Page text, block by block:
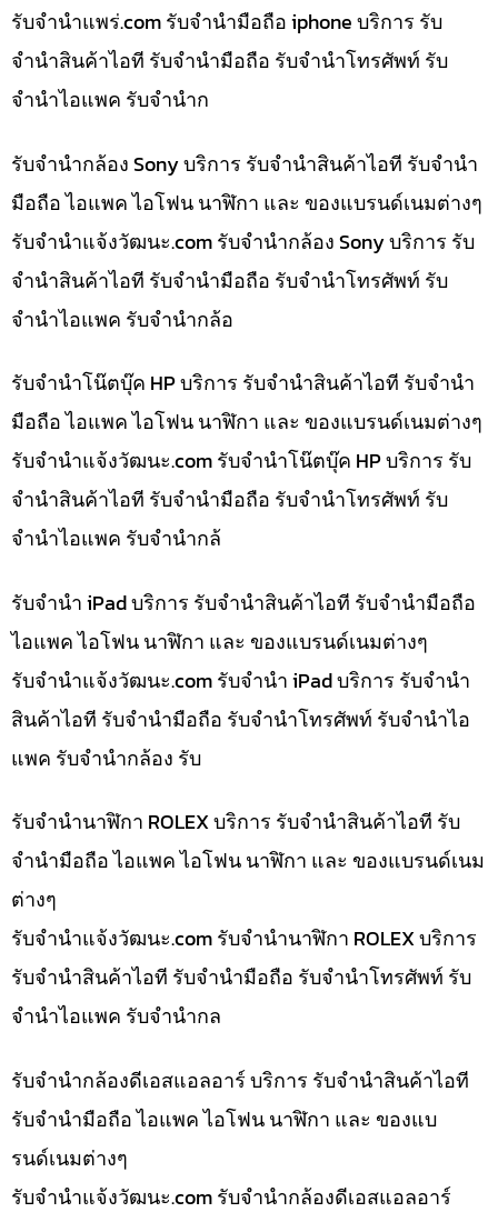
รับจํานําแพร่.com รับจำนำมือถือ iphone บริการ รับ
จำนำสินค้าไอที รับจำนำมือถือ รับจำนำโทรศัพท์ รับ
จำนำไอแพค รับจำนำก
รับจำนำกล้อง Sony บริการ รับจำนำสินค้าไอที รับจำนำ
มือถือ ไอแพค ไอโฟน นาฬิกา และ ของแบรนด์เนมต่างๆ
รับจํานําแจ้งวัฒนะ.com รับจำนำกล้อง Sony บริการ รับ
จำนำสินค้าไอที รับจำนำมือถือ รับจำนำโทรศัพท์ รับ
จำนำไอแพค รับจำนำกล้อ
รับจำนำโน๊ตบุ๊ค HP บริการ รับจำนำสินค้าไอที รับจำนำ
มือถือ ไอแพค ไอโฟน นาฬิกา และ ของแบรนด์เนมต่างๆ
รับจํานําแจ้งวัฒนะ.com รับจำนำโน๊ตบุ๊ค HP บริการ รับ
จำนำสินค้าไอที รับจำนำมือถือ รับจำนำโทรศัพท์ รับ
จำนำไอแพค รับจำนำกล้
รับจำนำ iPad บริการ รับจำนำสินค้าไอที รับจำนำมือถือ
ไอแพค ไอโฟน นาฬิกา และ ของแบรนด์เนมต่างๆ
รับจํานําแจ้งวัฒนะ.com รับจำนำ iPad บริการ รับจำนำ
สินค้าไอที รับจำนำมือถือ รับจำนำโทรศัพท์ รับจำนำไอ
แพค รับจำนำกล้อง รับ
รับจำนำนาฬิกา ROLEX บริการ รับจำนำสินค้าไอที รับ
จำนำมือถือ ไอแพค ไอโฟน นาฬิกา และ ของแบรนด์เนม
ต่างๆ
รับจํานําแจ้งวัฒนะ.com รับจำนำนาฬิกา ROLEX บริการ
รับจำนำสินค้าไอที รับจำนำมือถือ รับจำนำโทรศัพท์ รับ
จำนำไอแพค รับจำนำกล
รับจำนำกล้องดีเอสแอลอาร์ บริการ รับจำนำสินค้าไอที
รับจำนำมือถือ ไอแพค ไอโฟน นาฬิกา และ ของแบ
รนด์เนมต่างๆ
รับจํานําแจ้งวัฒนะ.com รับจำนำกล้องดีเอสแอลอาร์